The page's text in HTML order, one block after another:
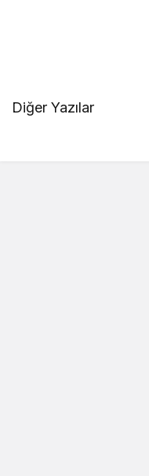
Diğer Yazılar